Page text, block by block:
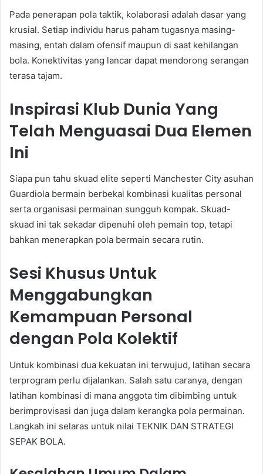
Pada penerapan pola taktik, kolaborasi adalah dasar yang
krusial. Setiap individu harus paham tugasnya masing-
masing, entah dalam ofensif maupun di saat kehilangan
bola. Konektivitas yang lancar dapat mendorong serangan
terasa tajam.
Inspirasi Klub Dunia Yang
Telah Menguasai Dua Elemen
Ini
Siapa pun tahu skuad elite seperti Manchester City asuhan
Guardiola bermain berbekal kombinasi kualitas personal
serta organisasi permainan sungguh kompak. Skuad-
skuad ini tak sekadar dipenuhi oleh pemain top, tetapi
bahkan menerapkan pola bermain secara rutin.
Sesi Khusus Untuk
Menggabungkan
Kemampuan Personal
dengan Pola Kolektif
Untuk kombinasi dua kekuatan ini terwujud, latihan secara
terprogram perlu dijalankan. Salah satu caranya, dengan
latihan kombinasi di mana anggota tim dibimbing untuk
berimprovisasi dan juga dalam kerangka pola permainan.
Langkah ini selaras untuk nilai TEKNIK DAN STRATEGI
SEPAK BOLA.